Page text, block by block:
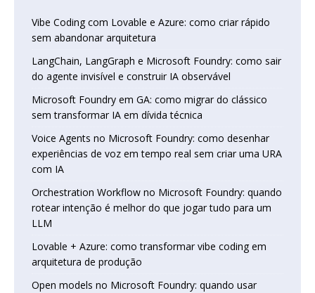
Vibe Coding com Lovable e Azure: como criar rápido
sem abandonar arquitetura
LangChain, LangGraph e Microsoft Foundry: como sair
do agente invisível e construir IA observável
Microsoft Foundry em GA: como migrar do clássico
sem transformar IA em dívida técnica
Voice Agents no Microsoft Foundry: como desenhar
experiências de voz em tempo real sem criar uma URA
com IA
Orchestration Workflow no Microsoft Foundry: quando
rotear intenção é melhor do que jogar tudo para um
LLM
Lovable + Azure: como transformar vibe coding em
arquitetura de produção
Open models no Microsoft Foundry: quando usar